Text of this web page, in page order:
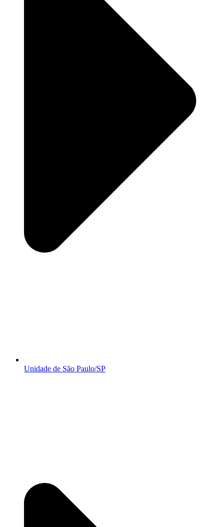
Unidade de São Paulo/SP